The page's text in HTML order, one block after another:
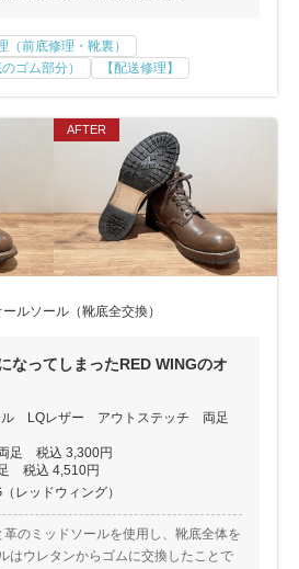
（前底修理・靴裏）
ゴム部分）
【配送修理】
ルソール（靴底全交換）
なってしまったRED WINGのオ
ル LQレザー アウトステッチ 両足
足 税込 3,300円
税込 4,510円
レッドウィング）
のミッドソールを使用し、靴底全体を
はウレタンからゴムに交換したことで